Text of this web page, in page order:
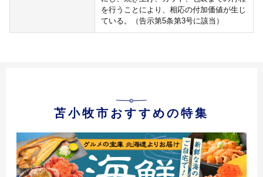
を行うことにより、相応の付加価値が生じ
ている。（告示第5条第3号に該当）
苫小牧市おすすめの特集